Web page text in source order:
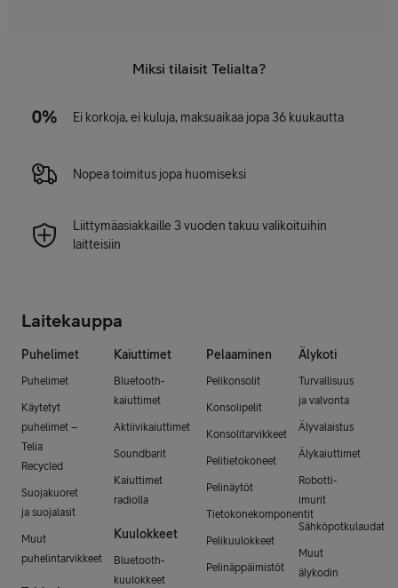
Miksi tilaisit Telialta?
Ei korkoja, ei kuluja, maksuaikaa jopa 36 kuukautta
Nopea toimitus jopa huomiseksi
Liittymäasiakkaille 3 vuoden takuu valikoituihin
laitteisiin
Laitekauppa
Puhelimet
Puhelimet
Käytetyt
puhelimet –
Telia
Recycled
Suojakuoret
ja suojalasit
Muut
puhelintarvikkeet
Kaiuttimet
Bluetooth-
kaiuttimet
Aktiivikaiuttimet
Soundbarit
Kaiuttimet
radiolla
Kuulokkeet
Bluetooth-
kuulokkeet
Pelaaminen
Pelikonsolit
Konsolipelit
Konsolitarvikkeet
Pelitietokoneet
Pelinäytöt
Tietokonekomponentit
Pelikuulokkeet
Pelinäppäimistöt
Älykoti
Turvallisuus
ja valvonta
Älyvalaistus
Älykaiuttimet
Robotti-
imurit
Sähköpotkulaudat
Muut
älykodin